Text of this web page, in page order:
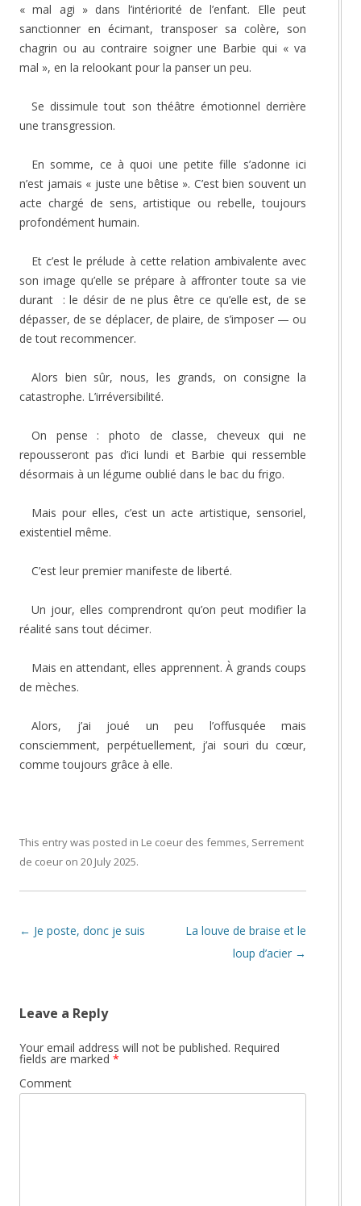
« mal agi » dans l’intériorité de l’enfant. Elle peut
sanctionner en écimant, transposer sa colère, son
chagrin ou au contraire soigner une Barbie qui « va
mal », en la relookant pour la panser un peu.
Se dissimule tout son théâtre émotionnel derrière
une transgression.
En somme, ce à quoi une petite fille s’adonne ici
n’est jamais « juste une bêtise ». C’est bien souvent un
acte chargé de sens, artistique ou rebelle, toujours
profondément humain.
Et c’est le prélude à cette relation ambivalente avec
son image qu’elle se prépare à affronter toute sa vie
durant : le désir de ne plus être ce qu’elle est, de se
dépasser, de se déplacer, de plaire, de s’imposer — ou
de tout recommencer.
Alors bien sûr, nous, les grands, on consigne la
catastrophe. L’irréversibilité.
On pense : photo de classe, cheveux qui ne
repousseront pas d’ici lundi et Barbie qui ressemble
désormais à un légume oublié dans le bac du frigo.
Mais pour elles, c’est un acte artistique, sensoriel,
existentiel même.
C’est leur premier manifeste de liberté.
Un jour, elles comprendront qu’on peut modifier la
réalité sans tout décimer.
Mais en attendant, elles apprennent. À grands coups
de mèches.
Alors, j’ai joué un peu l’offusquée mais
consciemment, perpétuellement, j’ai souri du cœur,
comme toujours grâce à elle.
This entry was posted in Le coeur des femmes, Serrement
de coeur on 20 July 2025.
Post navigation
← Je poste, donc je suis
La louve de braise et le
loup d’acier →
Leave a Reply
Your email address will not be published. Required
fields are marked *
Comment